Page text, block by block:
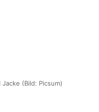
(Bild: Picsum)